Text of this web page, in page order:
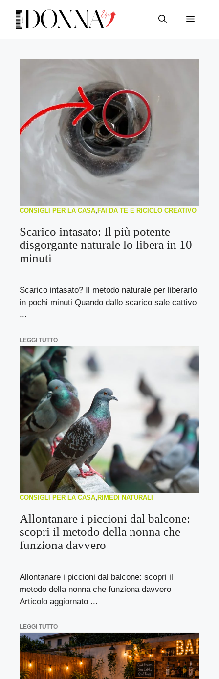
contenuto
Menu
CONSIGLI PER LA CASA, FAI DA TE E RICICLO CREATIVO
Scarico intasato: Il più potente
disgorgante naturale lo libera in 10
minuti
Scarico intasato? Il metodo naturale per liberarlo
in pochi minuti Quando dallo scarico sale cattivo
...
LEGGI TUTTO
CONSIGLI PER LA CASA,RIMEDI NATURALI
Allontanare i piccioni dal balcone:
scopri il metodo della nonna che
funziona davvero
Allontanare i piccioni dal balcone: scopri il
metodo della nonna che funziona davvero
Articolo aggiornato ...
LEGGI TUTTO